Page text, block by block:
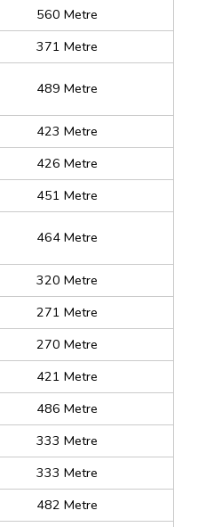
560 Metre
371 Metre
489 Metre
423 Metre
426 Metre
451 Metre
464 Metre
320 Metre
271 Metre
270 Metre
421 Metre
486 Metre
333 Metre
333 Metre
482 Metre